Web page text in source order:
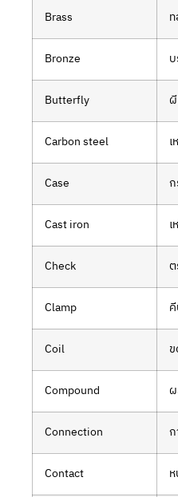
Brass
Bronze
Butterfly
Carbon steel
Case
Cast iron
Check
Clamp
Coil
Compound
Connection
Contact